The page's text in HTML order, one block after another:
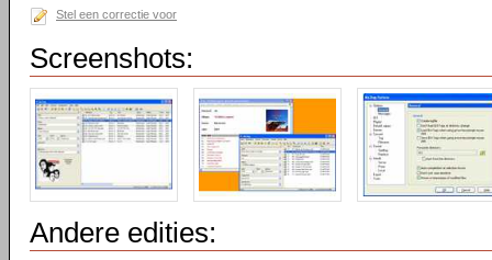
Stel een correctie voor
Screenshots:
Andere edities: